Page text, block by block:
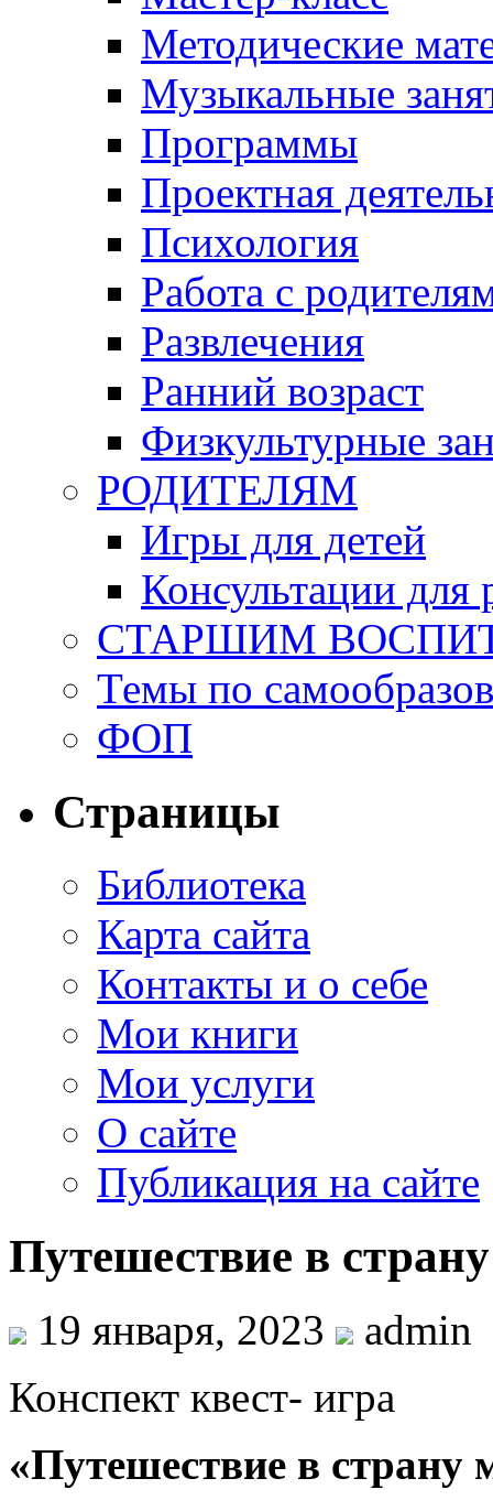
Методические
Музыкальные
Программы
Проектная
Психология
Работа с
Развлечения
Ранний возраст
Физкультурные
РОДИТЕЛЯМ
Игры для детей
Консультации для
СТАРШИМ
Темы по
ФОП
Страницы
Библиотека
Карта сайта
Контакты и о себе
Мои книги
Мои услуги
О сайте
Публикация на сайте
Путешествие в
19 января, 2023
admin
Конспект квест- игра
«Путешествие в страну